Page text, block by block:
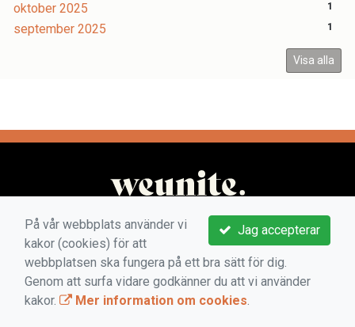
oktober 2025 1
september 2025 1
Visa alla
Jag accepterar
På vår webbplats använder vi
kakor (cookies) för att
webbplatsen ska fungera på ett bra sätt för dig.
Genom att surfa vidare godkänner du att vi använder
kakor.
Mer information om cookies.